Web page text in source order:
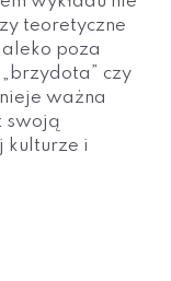
teoretyczne
poza
czy
ważna
swoją
kulturze i